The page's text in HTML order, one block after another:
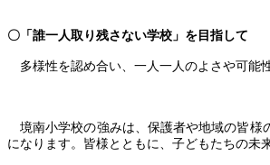
〇「誰一人取り残さない学校」を目指して
多様性を認め合い、一人一人のよさや可能
境南小学校の強みは、保護者や地域の皆
になります。皆様とともに、子どもたちの未